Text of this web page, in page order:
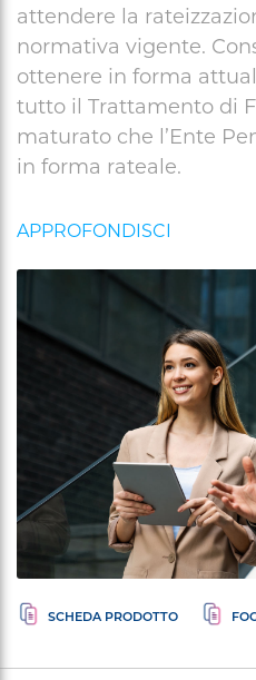
attendere la
normativa vigente.
ottenere in forma
tutto il Trattamento di
maturato che l’Ente
in forma rateale.